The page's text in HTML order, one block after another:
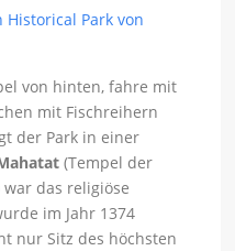
von hinten, fahre mit
mit Fischreihern
der Park in einer
(Tempel der
das religiöse
im Jahr 1374
nur Sitz des höchsten